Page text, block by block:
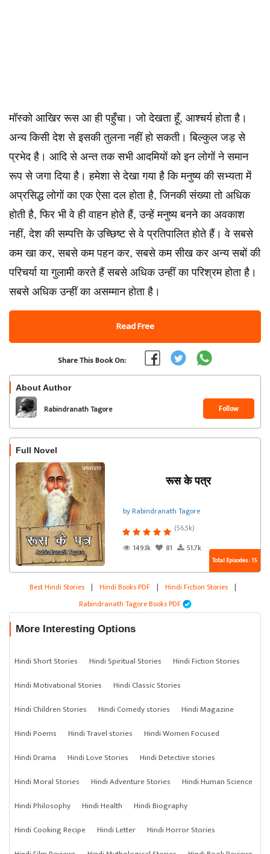
मॉस्को आखिर रूस आ ही पहुँचा। जो देखता हूँ, आश्चर्य होता है।
अन्य किसी देश से इसकी तुलना नहीं हो सकती। बिल्कुल जड़ से
प्रभेद है। आदि से अन्त तक सभी आदमियों को इन लोगों ने समान
रूप से जगा दिया है। हमेशा से देखा गया है कि मनुष्य की सभ्यता में
अप्रसिद्ध लोगों का एक ऐसा दल होता है, जिनकी संख्या तो अधिक
होती है, फिर भी वे ही वाहन होते हैं, उन्हें मनुष्य बनने का अवकाश
नहीं, देश की सम्पत्ति के उच्छिष्ट से वे प्रतिपालित होते हैं। वे सबसे
कम खा कर, सबसे कम पहन कर, सबसे कम सीख कर अन्य सबों की
परिचर्या या गुलामी करते हैं सबसे अधिक उन्हीं का परिश्रम होता है।
सबसे अधिक उन्हीं का असम्मान होता है।
Read Free
Share This Book On:
About Author
Rabindranath Tagore Follow
Full Novel
रूस के पत्र
by Rabindranath Tagore
(56.5k)
149.1k
81 51.7k
Total Episodes : 15
Best Hindi Stories | Hindi Books PDF | Hindi Fiction Stories |
Rabindranath Tagore Books PDF
More Interesting Options
Hindi Short Stories Hindi Spiritual Stories
Hindi Fiction Stories
Hindi Motivational Stories
Hindi Classic Stories
Hindi Children Stories
Hindi Comedy stories
Hindi Magazine
Hindi Poems
Hindi Travel stories
Hindi Women Focused
Hindi Drama
Hindi Love Stories
Hindi Detective stories
Hindi Moral Stories
Hindi Adventure Stories
Hindi Human Science
Hindi Philosophy
Hindi Health
Hindi Biography
Hindi Cooking Recipe
Hindi Letter
Hindi Horror Stories